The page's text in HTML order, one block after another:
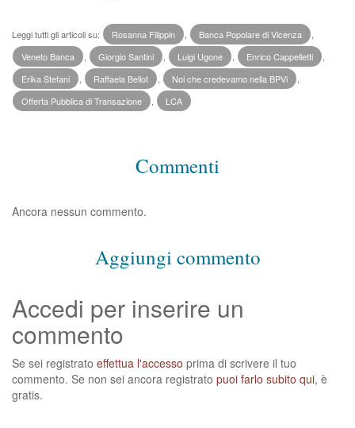
Leggi tutti gli articoli su: Rosanna Filippin Banca Popolare di Vicenza
Veneto Banca
Giorgio Santini Luigi Ugone Enrico Cappelletti
Erika Stefani
Raffaela Bellot Noi che credevamo nella BPVi
Offerta Pubblica di Transazione
LCA
Commenti
Ancora nessun commento.
Aggiungi commento
Accedi per inserire un
commento
Se sei registrato effettua l'accesso prima di scrivere il tuo
commento. Se non sei ancora registrato puoi farlo subito qui, è
gratis.